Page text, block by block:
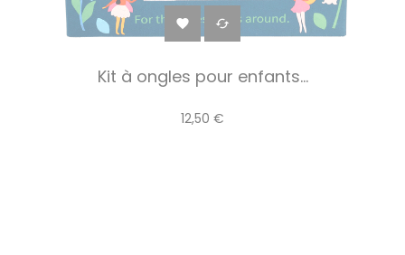
 
Kit à ongles pour enfants...
12,50 €